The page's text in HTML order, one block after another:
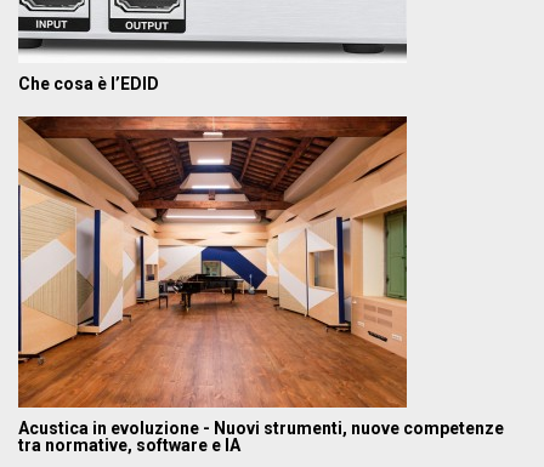
Che cosa è l’EDID
Acustica in evoluzione - Nuovi strumenti, nuove competenze
tra normative, software e IA